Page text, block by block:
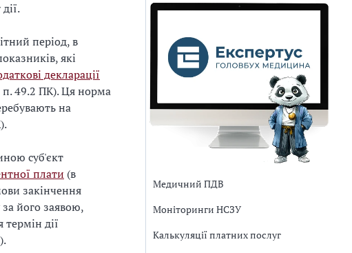
період, в
які
декларації
п. 49.2 ПК). Ця норма
на
суб'єкт
плати (в
закінчення
його заявою,
дії
Медичний ПДВ
Моніторинги НСЗУ
Калькуляції платних послуг